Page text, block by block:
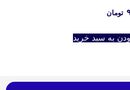
تومان
به سبد خرید